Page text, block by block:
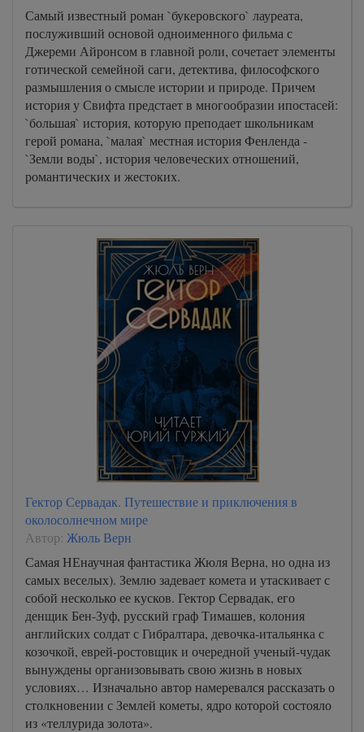
Самый известный роман `букеровского` лауреата,
послуживший основой одноименного фильма с
Джереми Айронсом в главной роли, сочетает элементы
готической семейной саги, детектива, философского
размышления о смысле истории и природе. Причем
история у Свифта предстает в многообразии ипостасей:
`большая` история, которую преподает школьникам
герой романа, `малая` местная история Фенленда -
`Земли воды`, история человеческих отношений,
романтических и жестоких.
Гектор Сервадак. Путешествие и приключения в
околосолнечном мире
Автор: Жюль Верн
Самая НЕнаучная фантастика Жюля Верна, но одна из
самых веселых). Землю задевает комета и утаскивает с
собой несколько ее кусков. Гектор Сервадак, его
денщик Бен-Зуф, русский граф Тимашев, колония
английских солдат с Гибралтара, девочка-итальянка с
козочкой, еврей-ростовщик и очередной ученый-чудак
вынуждены организовывать свою жизнь в новых
условиях… Изначально автор намеревался рассказать о
столкновении с Землей кометы, ядро которой состояло
из «теллурида золота».